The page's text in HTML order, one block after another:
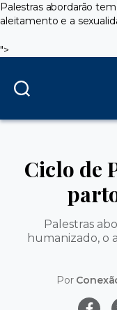
Palestras abordarão
aleitamento e a
">
Ciclo de
Palestras
humanizado, o
Por